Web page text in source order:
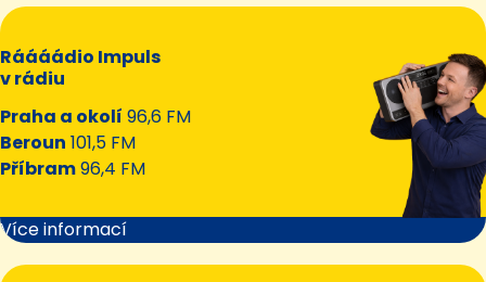
Ráááádio Impuls
v rádiu
Praha a okolí 96,6 FM
Beroun 101,5 FM
Příbram96,4 FM
Více informací